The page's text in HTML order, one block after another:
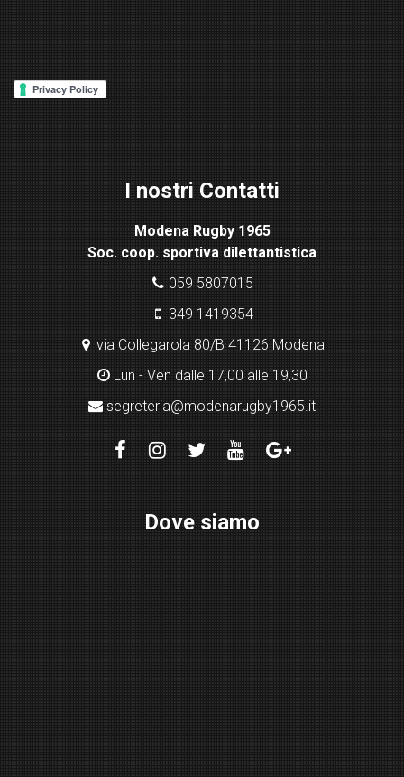
I nostri Contatti
Modena Rugby 1965
Soc. coop. sportiva dilettantistica
059 5807015
349 1419354
via Collegarola 80/B 41126 Modena
Lun - Ven dalle 17,00 alle 19,30
segreteria@modenarugby1965.it
Dove siamo